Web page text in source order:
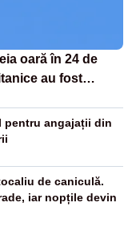
oară în 24 de
au fost
pentru angajații din
de caniculă.
iar nopțile devin